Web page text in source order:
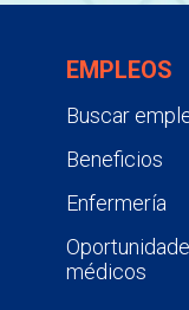
EMPLEOS
Buscar
Beneficios
Enfermería
médicos